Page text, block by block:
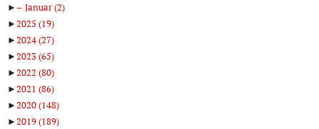
►
Januar(2)
►2025 (19)
►2024(27)
►2023(65)
►2022 (80)
►2021 (86)
►2020(148)
►2019(189)